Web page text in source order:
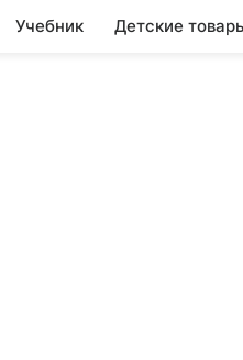
Учебник Детские